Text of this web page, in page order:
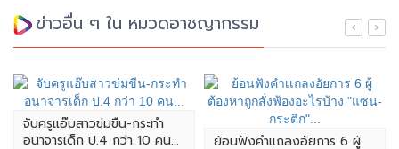
ข่าวอื่น ๆ ใน หมวดอาชญากรรม
จับครูแอ๊บสาวข่มขืน-กระทำ
อนาจารเด็ก ป.4 กว่า 10 คน...
ย้อนฟังคำเเถลงอัยการ 6 ผู้